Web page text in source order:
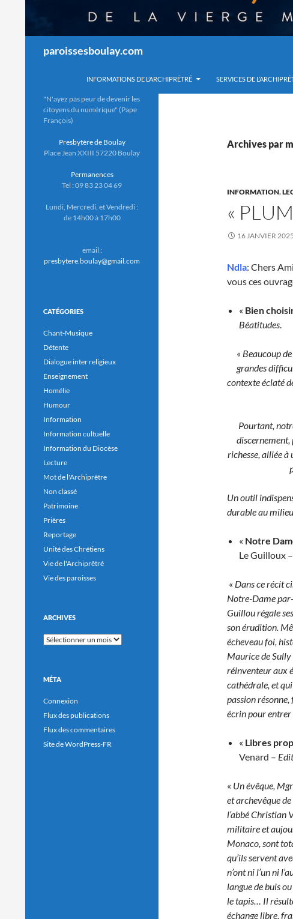
paroissesboulay.com
INFORMATIONS DE L’ARCHIPRÊTRÉ SERVICES DE
Archives par
INFORMATION,
«
16 JANVIER 2025
Ndla: Chers
vous ces
« Bien
Béatitudes.
« Beaucoup
grandes
contexte éclaté
Pourtant,
discernement,
richesse, alliée à
Un outil
durable au
« Notre
Le Guilloux –
« Dans ce récit
Notre-Dame
Guillou régale
son érudition.
écheveau foi,
Maurice de
réinventeur aux
cathédrale, et
passion
écrin pour entrer
« Libres
Venard –
« Un évêque,
et archevêque
l’abbé Christian
militaire et
Monaco, sont
qu’ils servent
n’ont ni l’un ni
langue de buis
le tapis… Il
échange libre,
"N'ayez pas peur de devenir les
citoyens du numérique" (Pape
François)
Presbytère de Boulay
Place Jean XXIII 57220 Boulay
Permanences
Tel : 09 83 23 04 69
Lundi, Mercredi, et Vendredi :
de 14h00 à 17h00
email :
presbytere.boulay@gmail.com
CATÉGORIES
Chant-Musique
Détente
Dialogue inter religieux
Enseignement
Homélie
Humour
Information
Information cultuelle
Information du Diocèse
Lecture
Mot de l'Archiprêtre
Non classé
Patrimoine
Prières
Reportage
Unité des Chrétiens
Vie de l'Archiprêtré
Vie des paroisses
ARCHIVES
Archives
MÉTA
Connexion
Flux des publications
Flux des commentaires
Site de WordPress-FR